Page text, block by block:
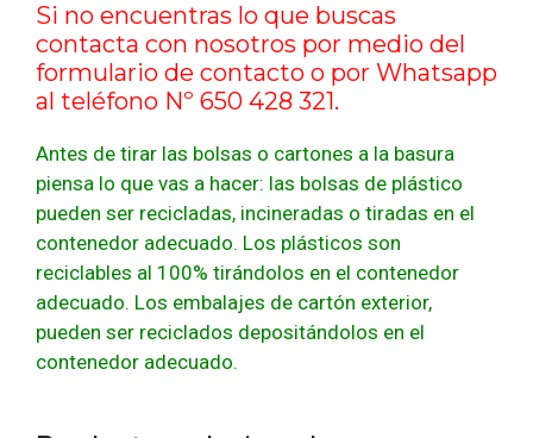
Si no encuentras lo que buscas
contacta con nosotros por medio del
formulario de contacto o por Whatsapp
al teléfono Nº 650 428 321.
Antes de tirar las bolsas o cartones a la basura
piensa lo que vas a hacer: las bolsas de plástico
pueden ser recicladas, incineradas o tiradas en el
contenedor adecuado. Los plásticos son
reciclables al 100% tirándolos en el contenedor
adecuado. Los embalajes de cartón exterior,
pueden ser reciclados depositándolos en el
contenedor adecuado.